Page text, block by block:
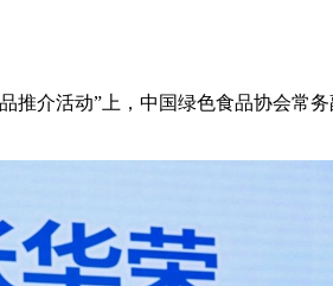
介活动”上，中国绿色食品协会常